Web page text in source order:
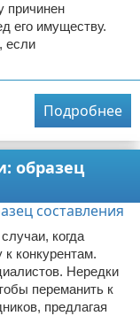
причинен
его имуществу.
если
Подробнее
образец
когда
конкурентам.
Нередки
переманить к
предлагая